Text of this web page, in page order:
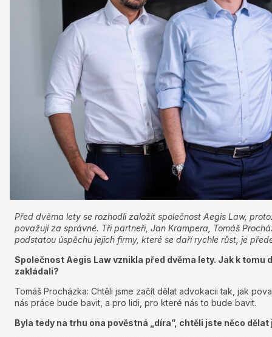
Před dvěma lety se rozhodli založit společnost Aegis Law,
považují za správné. Tři partneři, Jan Krampera, Tomáš
podstatou úspěchu jejich firmy, které se daří rychle růst, je
Společnost Aegis Law vznikla před dvěma lety. Jak k tomu
zakládali?
Tomáš Procházka: Chtěli jsme začít dělat advokacii tak, jak
nás práce bude bavit, a pro lidi, pro které nás to bude bavit.
Byla tedy na trhu ona pověstná „díra”, chtěli jste něco